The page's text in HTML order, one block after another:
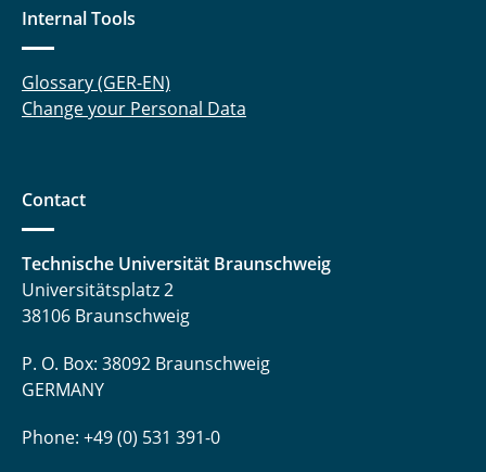
Internal Tools
Glossary (GER-EN)
Change your Personal Data
Contact
Technische Universität Braunschweig
Universitätsplatz 2
38106 Braunschweig
P. O. Box: 38092 Braunschweig
GERMANY
Phone: +49 (0) 531 391-0